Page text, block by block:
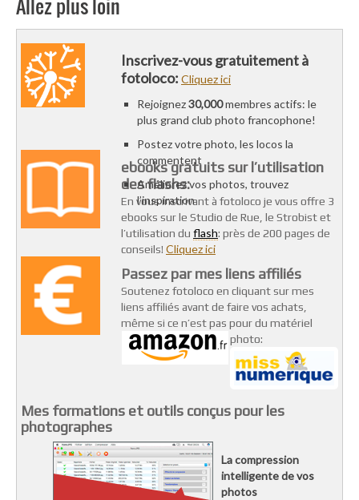
Allez plus loin
Inscrivez-vous gratuitement à
fotoloco: Cliquez ici
Rejoignez30,000membres actifs: le
plus grand club photo francophone!
Postez votre photo, les locos la
commentent
Améliorez vos photos, trouvez
l’inspiration
ebooks gratuits sur l’utilisation
des flashs:
En vous inscrivant à fotoloco je vous offre 3
ebooks sur le Studio de Rue, le Strobist et
l’utilisation du flash: près de 200 pages de
conseils! Cliquez ici
Passez par mes liens affiliés
Soutenez fotoloco en cliquant sur mes
liens affiliés avant de faire vos achats,
même si ce n’est pas pour du matériel
photo:
Mes formations et outils conçus pour les
photographes
La compression
intelligente de vos
photos